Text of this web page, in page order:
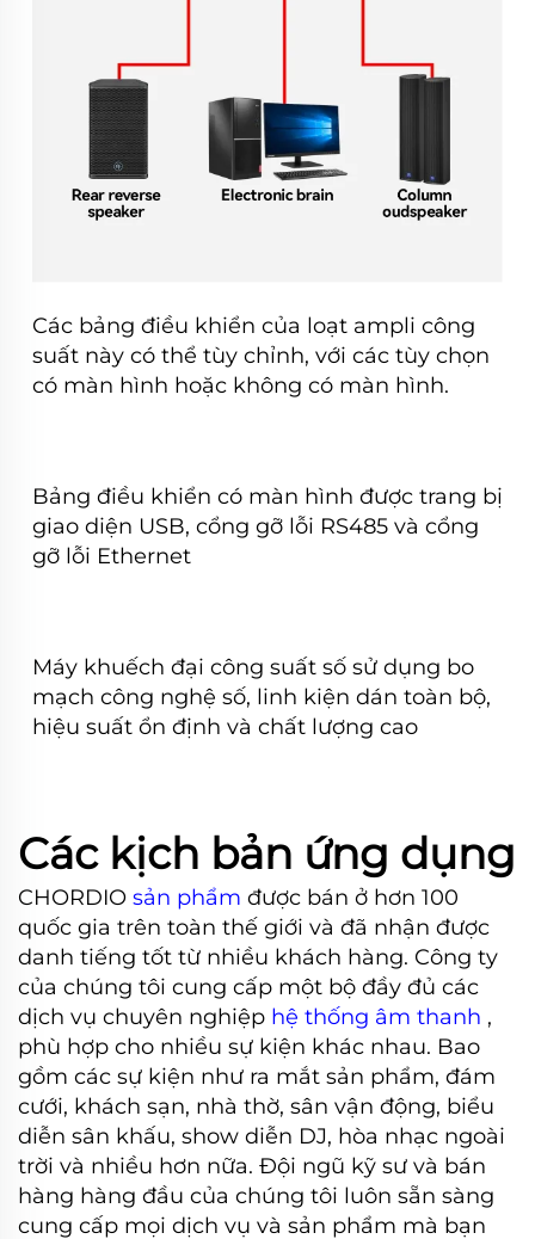
Các bảng điều khiển của loạt ampli công
suất này có thể tùy chỉnh, với các tùy chọn
có màn hình hoặc không có màn hình.
Bảng điều khiển có màn hình được trang bị
giao diện USB, cổng gỡ lỗi RS485 và cổng
gỡ lỗi Ethernet
Máy khuếch đại công suất số sử dụng bo
mạch công nghệ số, linh kiện dán toàn bộ,
hiệu suất ổn định và chất lượng cao
Các kịch bản ứng dụng
CHORDIO sản phẩm được bán ở hơn 100
quốc gia trên toàn thế giới và đã nhận được
danh tiếng tốt từ nhiều khách hàng. Công ty
của chúng tôi cung cấp một bộ đầy đủ các
dịch vụ chuyên nghiệp hệ thống âm thanh ,
phù hợp cho nhiều sự kiện khác nhau. Bao
gồm các sự kiện như ra mắt sản phẩm, đám
cưới, khách sạn, nhà thờ, sân vận động, biểu
diễn sân khấu, show diễn DJ, hòa nhạc ngoài
trời và nhiều hơn nữa. Đội ngũ kỹ sư và bán
hàng hàng đầu của chúng tôi luôn sẵn sàng
cung cấp mọi dịch vụ và sản phẩm mà bạn